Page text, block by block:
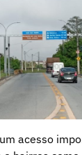
acesso